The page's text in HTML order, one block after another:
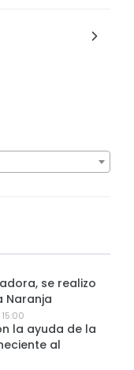
se realizo
Naranja
la ayuda de la
al